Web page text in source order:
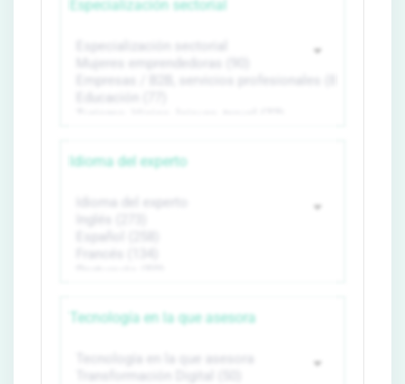
Especialización sectorial
Idioma del experto
Tecnología en la que asesora